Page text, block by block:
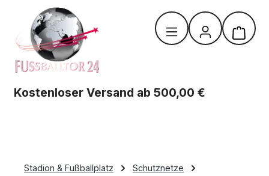
Zum Hauptinhalt springen
Kostenloser Versand ab 500,00 €
Stadion & Fußballplatz
Schutznetze